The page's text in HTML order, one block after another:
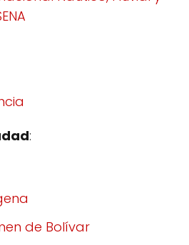
:
de Bolívar